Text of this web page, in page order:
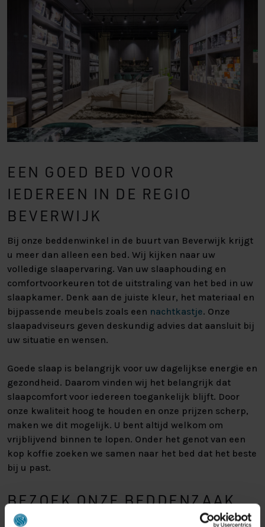
EEN GOED BED VOOR
IEDEREEN IN DE REGIO
BEVERWIJK
Bij onze beddenwinkel in de buurt van Beverwijk krijgt
u meer dan alleen een bed. Wij kijken naar uw
volledige slaapervaring. Van uw slaaphouding en
comfortvoorkeuren tot de uitstraling van het bed in uw
slaapkamer. Denk aan de juiste kleur, het materiaal en
bijpassende meubels zoals een nachtkastje. Onze
slaapadviseurs geven deskundig advies dat aansluit bij
uw situatie en wensen.
Goede slaap is belangrijk voor uw dagelijkse energie en
gezondheid. Daarom vinden wij het belangrijk dat
slaapcomfort voor iedereen toegankelijk blijft. Door
onze kwaliteit hoog te houden en onze prijzen scherp,
maken we dit mogelijk. U bent altijd welkom om
vrijblijvend binnen te lopen. Onder het genot van een
kop koffie zoeken we samen naar het bed dat het beste
bij u past.
BEZOEK ONZE BEDDENZAAK
VLAKBIJ BEVERWIJK